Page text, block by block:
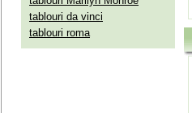
tablouri da vinci
tablouri roma